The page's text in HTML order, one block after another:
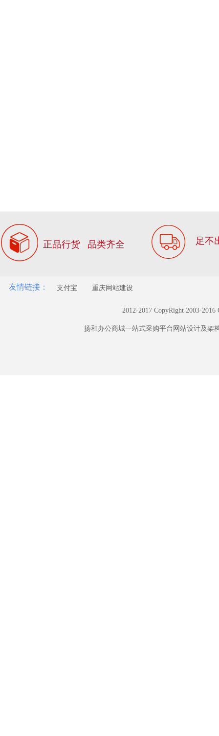
扬和办公商城一站式采购平台网站设计及架
友情链接：
2012-2017 CopyRight 2003-
支付宝 重庆网站建设
正品行货 品类齐全 足不